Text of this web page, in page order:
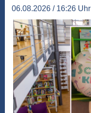
06.08.2026 / 16:26 Uhr